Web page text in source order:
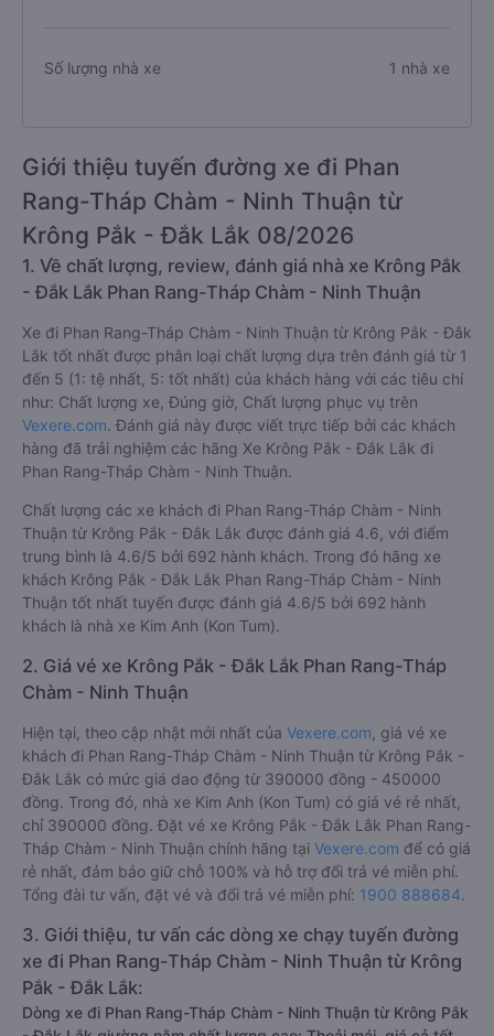
Số lượng nhà xe 1 nhà xe
Giới thiệu tuyến đường xe đi Phan
Rang-Tháp Chàm - Ninh Thuận từ
Krông Pắk - Đắk Lắk 08/2026
1. Về chất lượng, review, đánh giá nhà xe Krông Pắk
- Đắk Lắk Phan Rang-Tháp Chàm - Ninh Thuận
Xe đi Phan Rang-Tháp Chàm - Ninh Thuận từ Krông Pắk - Đắk
Lắk tốt nhất được phân loại chất lượng dựa trên đánh giá từ 1
đến 5 (1: tệ nhất, 5: tốt nhất) của khách hàng với các tiêu chí
như: Chất lượng xe, Đúng giờ, Chất lượng phục vụ trên
Vexere.com. Đánh giá này được viết trực tiếp bởi các khách
hàng đã trải nghiệm các hãng Xe Krông Pắk - Đắk Lắk đi
Phan Rang-Tháp Chàm - Ninh Thuận.
Chất lượng các xe khách đi Phan Rang-Tháp Chàm - Ninh
Thuận từ Krông Pắk - Đắk Lắk được đánh giá 4.6, với điểm
trung bình là 4.6/5 bởi 692 hành khách. Trong đó hãng xe
khách Krông Pắk - Đắk Lắk Phan Rang-Tháp Chàm - Ninh
Thuận tốt nhất tuyến được đánh giá 4.6/5 bởi 692 hành
khách là nhà xe Kim Anh (Kon Tum).
2. Giá vé xe Krông Pắk - Đắk Lắk Phan Rang-Tháp
Chàm - Ninh Thuận
Hiện tại, theo cập nhật mới nhất của Vexere.com , giá vé xe
khách đi Phan Rang-Tháp Chàm - Ninh Thuận từ Krông Pắk -
Đắk Lắk có mức giá dao động từ 390000 đồng - 450000
đồng. Trong đó, nhà xe Kim Anh (Kon Tum) có giá vé rẻ nhất,
chỉ 390000 đồng. Đặt vé xe Krông Pắk - Đắk Lắk Phan Rang-
Tháp Chàm - Ninh Thuận chính hãng tại Vexere.com để có giá
rẻ nhất, đảm bảo giữ chỗ 100% và hỗ trợ đổi trả vé miễn phí.
Tổng đài tư vấn, đặt vé và đổi trả vé miễn phí: 1900 888684.
3. Giới thiệu, tư vấn các dòng xe chạy tuyến đường
xe đi Phan Rang-Tháp Chàm - Ninh Thuận từ Krông
Pắk - Đắk Lắk:
Dòng xe đi Phan Rang-Tháp Chàm - Ninh Thuận từ Krông Pắk